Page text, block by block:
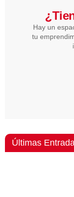
Hay un
tu
Últimas